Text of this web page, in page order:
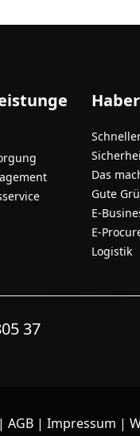
Das
Gute
E-
E-
Logistik
37
| AGB | Impressum |